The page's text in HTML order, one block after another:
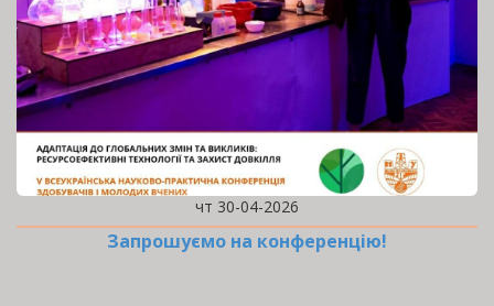
чт 30-04-2026
Запрошуємо на конференцію!